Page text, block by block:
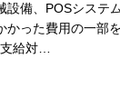
備、POSシステ
かった費用の一部
給対…